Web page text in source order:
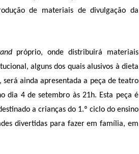
de materiais de divulgação da
próprio, onde distribuirá materiais
alguns dos quais alusivos à dieta
ainda apresentada a peça de teatro
dia 4 de setembro às 21h. Esta peça é
a crianças do 1.º ciclo do ensino
divertidas para fazer em família, em